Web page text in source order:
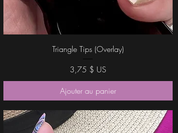
Aperçu rapide
Triangle Tips (Overlay)
Prix
3,75 $ US
Ajouter au panier